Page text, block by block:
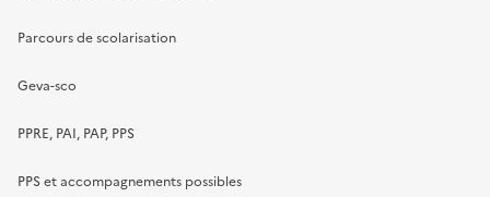
Parcours de scolarisation
Geva-sco
PPRE, PAI, PAP, PPS
PPS et accompagnements possibles